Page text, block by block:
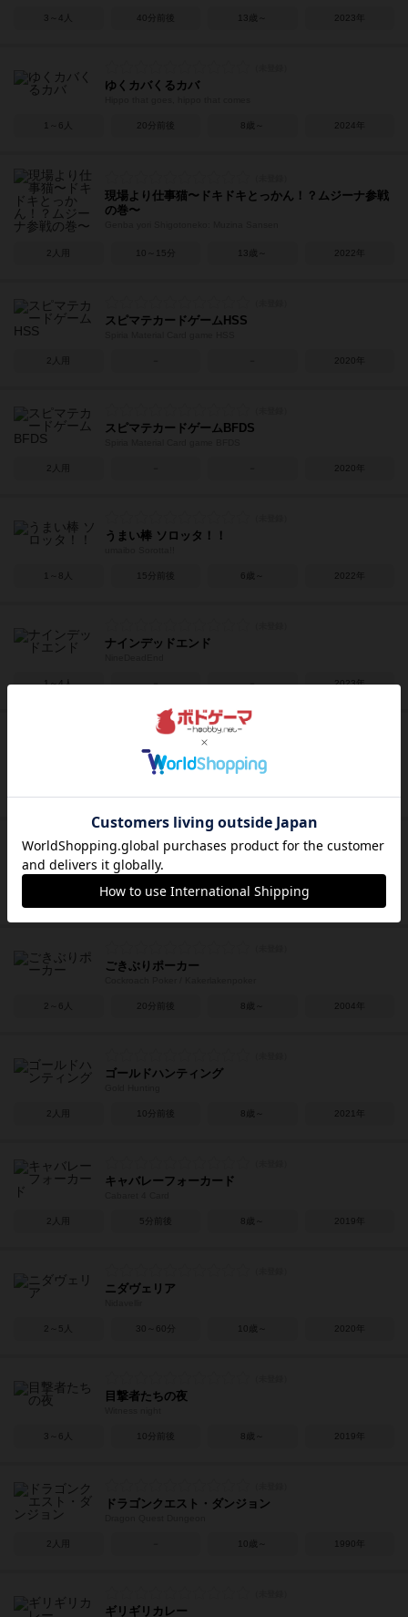
3～4人 40分前後 13歳～ 2023年
ゆくカバくるカバ
1～6人 20分前後 8歳～ 2024年
現場より仕事猫〜ドキドキとっかん！？ムジーナ参戦
の巻〜
2人用 10～15分 13歳～ 2022年
スピマテカードゲームHSS
2人用 2020年
スピマテカードゲームBFDS
2人用 2020年
うまい棒 ソロッタ！！
1～8人 15分前後 6歳～ 2022年
ナインデッドエンド
1～4人 － － 2023年
デュエルボーイ
チケットトゥライド：ロンドン
Ticket to Ride: London
10～15分 8歳～
ごきぶりポーカー
2～6人 20分前後 8歳～ 2004年
ゴールドハンティング
2人用 10分前後 8歳～ 2021年
キャバレーフォーカード
2人用 5分前後 8歳～ 2019年
ニダヴェリア
2～5人 30～60分 10歳～ 2020年
目撃者たちの夜
3～6人 10分前後 8歳～ 2019年
ドラゴンクエスト・ダンジョン
2人用 10歳～ 1990年
ギリギリカレー